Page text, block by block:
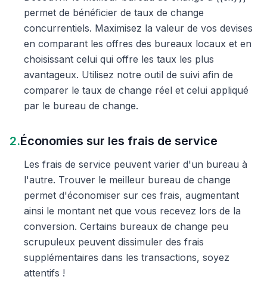
permet de bénéficier de taux de change
concurrentiels. Maximisez la valeur de vos devises
en comparant les offres des bureaux locaux et en
choisissant celui qui offre les taux les plus
avantageux. Utilisez notre outil de suivi afin de
comparer le taux de change réel et celui appliqué
par le bureau de change.
2.Économies sur les frais de service
Les frais de service peuvent varier d'un bureau à
l'autre. Trouver le meilleur bureau de change
permet d'économiser sur ces frais, augmentant
ainsi le montant net que vous recevez lors de la
conversion. Certains bureaux de change peu
scrupuleux peuvent dissimuler des frais
supplémentaires dans les transactions, soyez
attentifs !